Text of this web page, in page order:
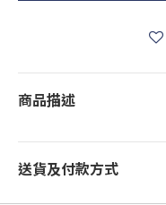
商品描述
送貨及付款方式